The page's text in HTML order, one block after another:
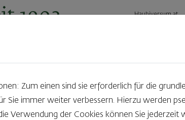
1902. Haubiversum.at
der Backstube
Zum einen sind sie erforderlich für die
Sie immer weiter verbessern. Hierzu werden
Verwendung der Cookies können Sie